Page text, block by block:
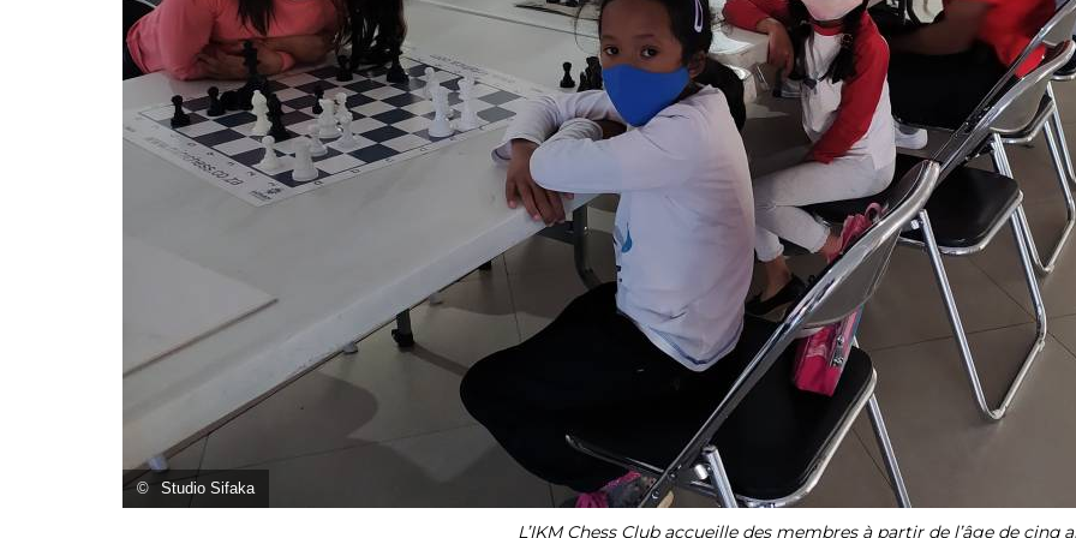
© Studio Sifaka
L’IKM Chess Club accueille des membres à partir de l’âge de cinq